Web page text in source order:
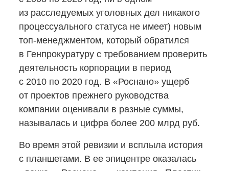
из расследуемых уголовных дел никакого
процессуального статуса не имеет) новым
топ-менеджментом, который обратился
в Генпрокуратуру с требованием проверить
деятельность корпорации в период
с 2010 по 2020 год. В «Роснано» ущерб
от проектов прежнего руководства
компании оценивали в разные суммы,
называлась и цифра более 200 млрд руб.
Во время этой ревизии и всплыла история
с планшетами. В ее эпицентре оказалась